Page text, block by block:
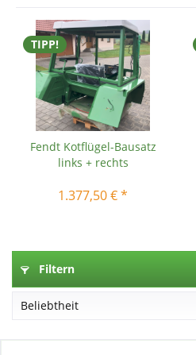
TIPP!
Fendt Kotflügel-Bausatz
links + rechts
1.377,50 € *
Filtern